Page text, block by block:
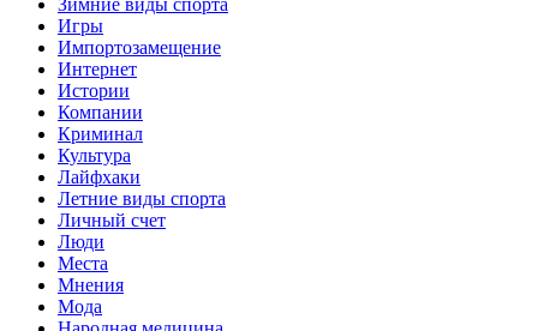
Игры
Импортозамещение
Интернет
Истории
Компании
Криминал
Культура
Лайфхаки
Летние виды спорта
Личный счет
Люди
Места
Мнения
Мода